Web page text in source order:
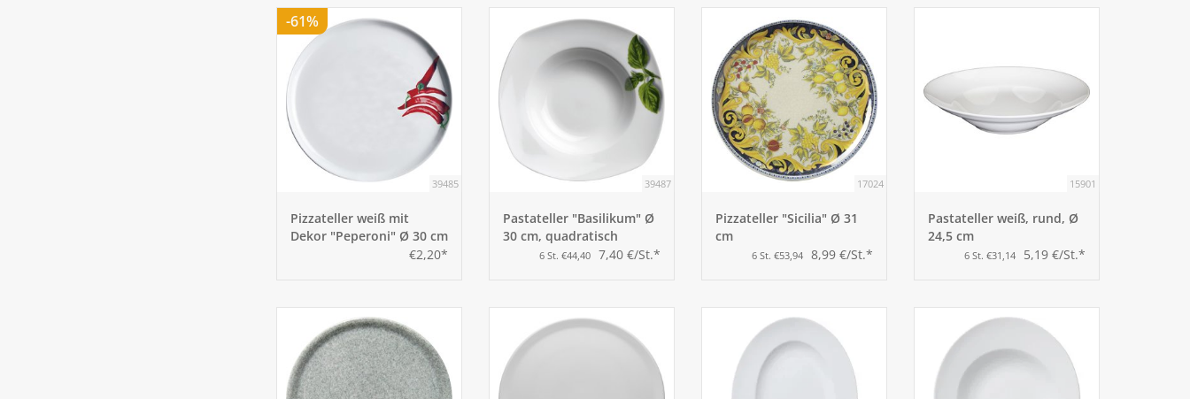
-61%
39485
Pizzateller weiß mit
Dekor "Peperoni" Ø 30 cm
€2,20*
39487
Pastateller "Basilikum" Ø
30 cm, quadratisch
6 St. €44,40 7,40 €/St.*
17024
Pizzateller "Sicilia" Ø 31
cm
6 St. €53,94 8,99 €/St.*
15901
Pastateller weiß, rund, Ø
24,5 cm
6 St. €31,14 5,19 €/St.*